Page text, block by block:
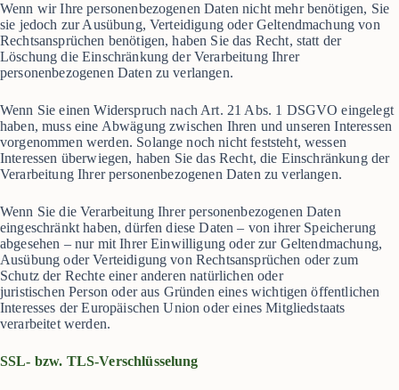
Wenn wir Ihre personenbezogenen Daten nicht mehr benötigen, Sie
sie jedoch zur Ausübung, Verteidigung oder Geltendmachung von
Rechtsansprüchen benötigen, haben Sie das Recht, statt der
Löschung die Einschränkung der Verarbeitung Ihrer
personenbezogenen Daten zu verlangen.
Wenn Sie einen Widerspruch nach Art. 21 Abs. 1 DSGVO eingelegt
haben, muss eine Abwägung zwischen Ihren und unseren Interessen
vorgenommen werden. Solange noch nicht feststeht, wessen
Interessen überwiegen, haben Sie das Recht, die Einschränkung der
Verarbeitung Ihrer personenbezogenen Daten zu verlangen.
Wenn Sie die Verarbeitung Ihrer personenbezogenen Daten
eingeschränkt haben, dürfen diese Daten – von ihrer Speicherung
abgesehen – nur mit Ihrer Einwilligung oder zur Geltendmachung,
Ausübung oder Verteidigung von Rechtsansprüchen oder zum
Schutz der Rechte einer anderen natürlichen oder
juristischen Person oder aus Gründen eines wichtigen öffentlichen
Interesses der Europäischen Union oder eines Mitgliedstaats
verarbeitet werden.
SSL- bzw. TLS-Verschlüsselung